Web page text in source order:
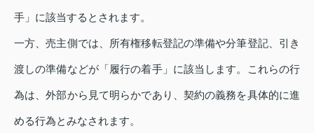
手」に該当するとされます。
一方、売主側では、所有権移転登記の準備や分筆登記、引き
渡しの準備などが「履行の着手」に該当します。これらの行
為は、外部から見て明らかであり、契約の義務を具体的に進
める行為とみなされます。